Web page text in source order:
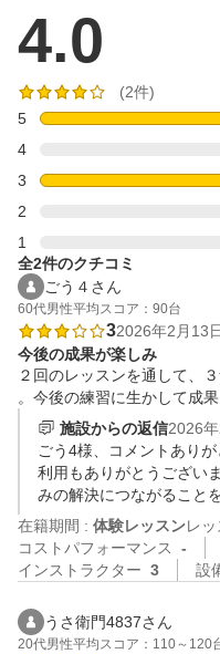
4.0
(2件)
5
4
3
2
1
全2件のクチコミ
ごう４さん
60代男性平均スコア：90台
32026年2月13
今後の成果が楽しみ
２回のレッスンを通して、
。今後の練習に生かして成
施設からの返信2026
ごう4様、コメントあり
利用もありがとうござい
みの解決につながること
在籍期間 : 体験レッスンレ
コストパフォーマンス
-
インストラクター 3 設
うさ衛門4837さん
20代男性平均スコア：110～120